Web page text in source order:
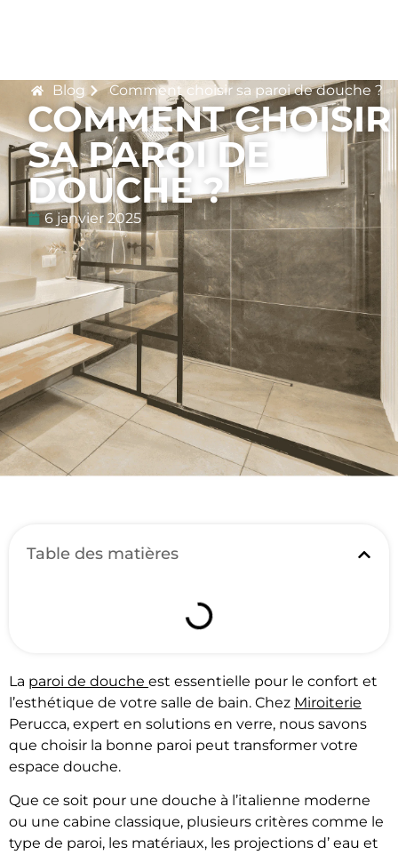
Blog Comment choisir sa paroi de douche ?
COMMENT CHOISIR
SA PAROI DE
DOUCHE ?
6 janvier 2025
Table des matières
La paroi de douche est essentielle pour le confort et
l’esthétique de votre salle de bain. Chez Miroiterie
Perucca, expert en solutions en verre, nous savons
que choisir la bonne paroi peut transformer votre
espace douche.
Que ce soit pour une douche à l’italienne moderne
ou une cabine classique, plusieurs critères comme le
type de paroi, les matériaux, les projections d’ eau et